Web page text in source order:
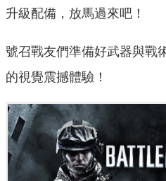
升級配備，放馬過來吧！
號召戰友們準備好武器與戰
的視覺震撼體驗！